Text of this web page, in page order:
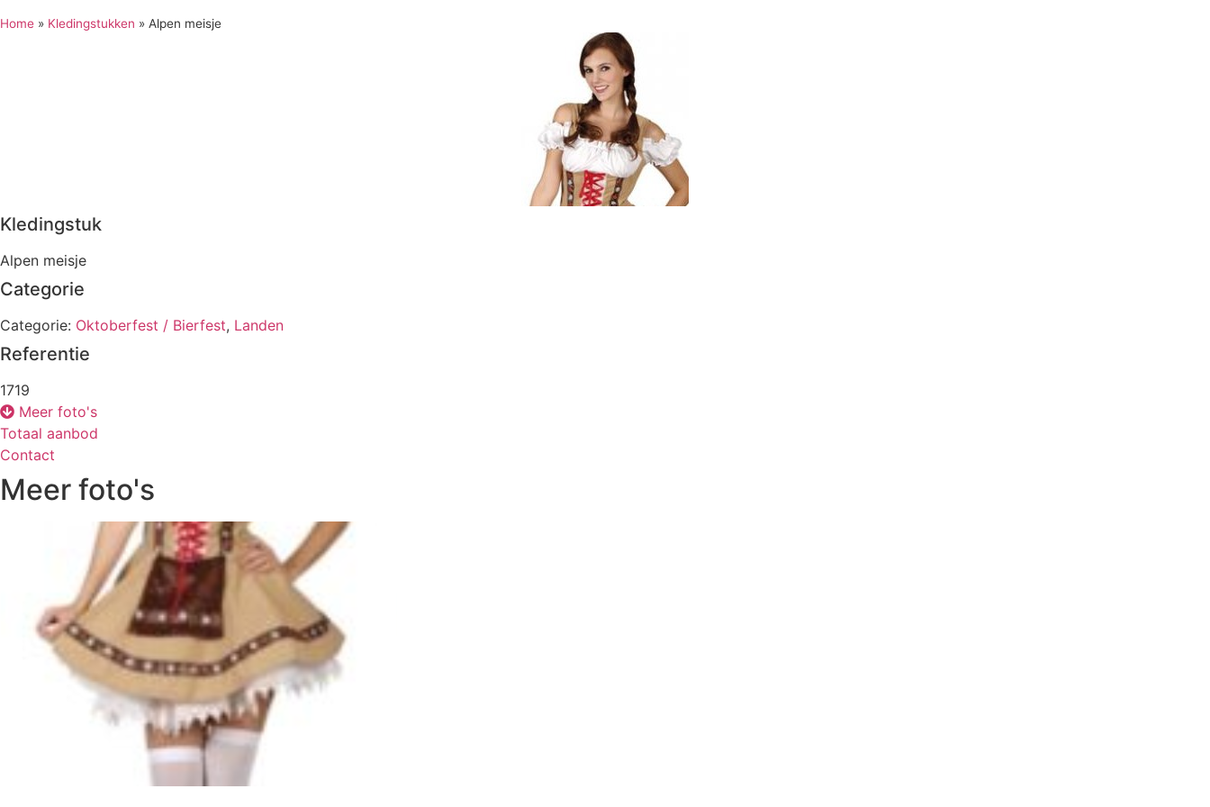
Home » Kledingstukken » Alpen meisje
Kledingstuk
Alpen meisje
Categorie
Categorie: Oktoberfest / Bierfest, Landen
Referentie
1719
Meer foto's
Totaal aanbod
Contact
Meer foto's